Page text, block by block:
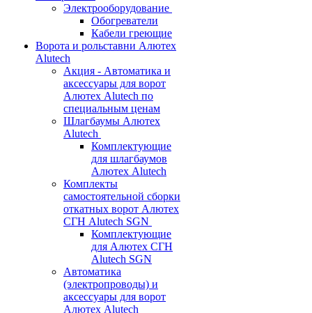
Электрооборудование
Обогреватели
Кабели греющие
Ворота и рольставни Алютех
Alutech
Акция - Автоматика и
аксессуары для ворот
Алютех Alutech по
специальным ценам
Шлагбаумы Алютех
Alutech
Комплектующие
для шлагбаумов
Алютех Alutech
Комплекты
самостоятельной сборки
откатных ворот Алютех
СГН Alutech SGN
Комплектующие
для Алютех СГН
Alutech SGN
Автоматика
(электропроводы) и
аксессуары для ворот
Алютех Alutech